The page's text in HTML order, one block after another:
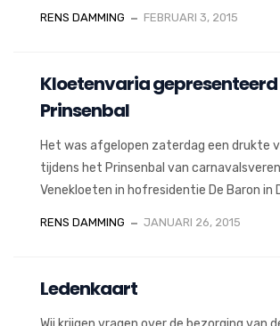
RENS DAMMING FEBRUARI 3, 2015
Kloetenvaria
Prinsenbal
Het was afgelopen zaterdag een drukte
tijdens het Prinsenbal van
Venekloeten in hofresidentie De Baron in
RENS DAMMING JANUARI 26, 2015
Ledenkaart